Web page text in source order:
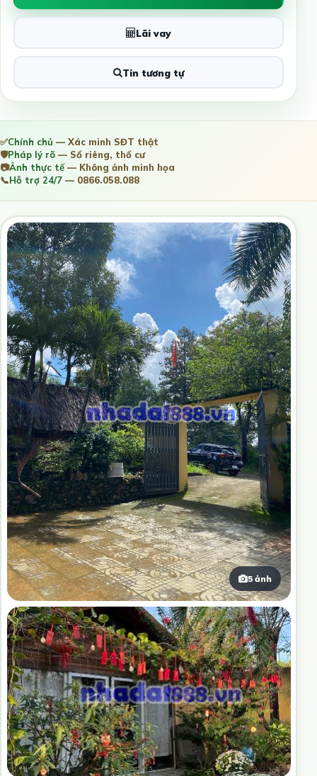
Lãi vay
Tin tương tự
✅Chính chủ — Xác minh SĐT thật
🛡️Pháp lý rõ — Sổ riêng, thổ cư
📷Ảnh thực tế— Không ảnh minh họa
📞Hỗ trợ 24/7 — 0866.058.088
5 ảnh